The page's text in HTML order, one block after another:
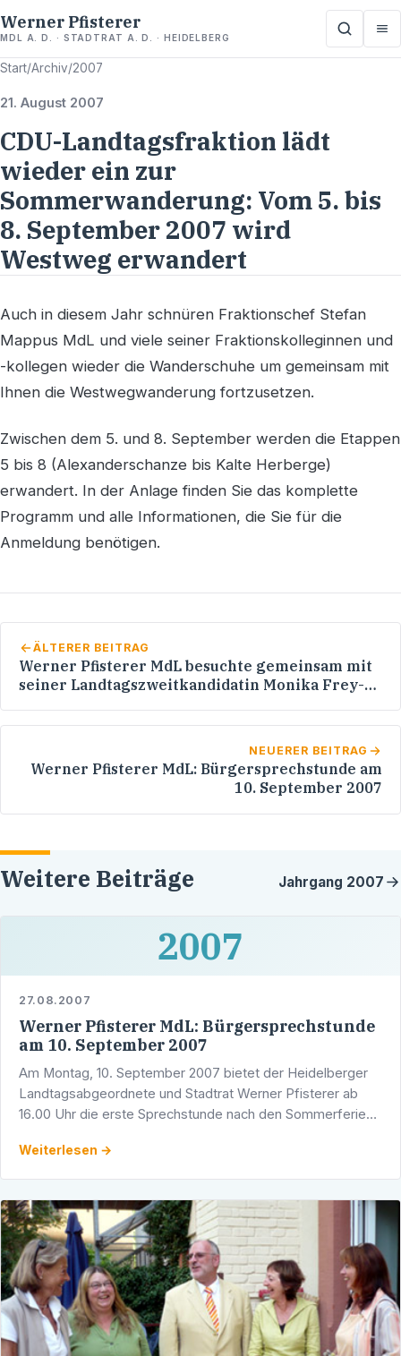
Werner Pfisterer
MDL A. D. · STADTRAT A. D. · HEIDELBERG
Start/Archiv/2007
21. August 2007
CDU-Landtagsfraktion lädt
wieder ein zur
Sommerwanderung: Vom 5. bis
8. September 2007 wird
Westweg erwandert
Auch in diesem Jahr schnüren Fraktionschef Stefan
Mappus MdL und viele seiner Fraktionskolleginnen und
-kollegen wieder die Wanderschuhe um gemeinsam mit
Ihnen die Westwegwanderung fortzusetzen.
Zwischen dem 5. und 8. September werden die Etappen
5 bis 8 (Alexanderschanze bis Kalte Herberge)
erwandert. In der Anlage finden Sie das komplette
Programm und alle Informationen, die Sie für die
Anmeldung benötigen.
ÄLTERER BEITRAG
Werner Pfisterer MdL besuchte gemeinsam mit
seiner Landtagszweitkandidatin Monika Frey-
lange nicht besiegt!
NEUERER BEITRAG
Werner Pfisterer MdL: Bürgersprechstunde am
10. September 2007
Weitere Beiträge Jahrgang 2007
2007
27.08.2007
Werner Pfisterer MdL: Bürgersprechstunde
am 10. September 2007
Am Montag, 10. September 2007 bietet der Heidelberger
Landtagsabgeordnete und Stadtrat Werner Pfisterer ab
16.00 Uhr die erste Sprechstunde nach den Sommerferien
Weiterlesen →